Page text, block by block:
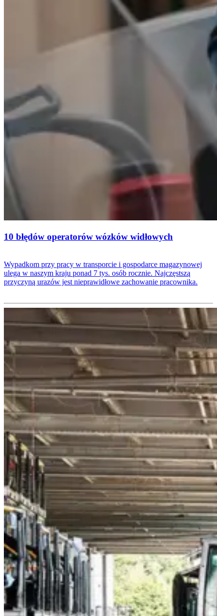
10 błędów operatorów wózków widłowych
Wypadkom przy pracy w transporcie i gospodarce magazynowej
ulega w naszym kraju ponad 7 tys. osób rocznie. Najczęstszą
przyczyną urazów jest nieprawidłowe zachowanie pracownika.